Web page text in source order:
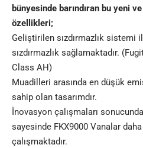
bünyesinde barındıran bu yeni
özellikleri;
Geliştirilen sızdırmazlık sistemi
sızdırmazlık sağlamaktadır.
Class AH)
Muadilleri arasında en düşük
sahip olan tasarımdır.
İnovasyon çalışmaları
sayesinde FKX9000 Vanalar
çalışmaktadır.